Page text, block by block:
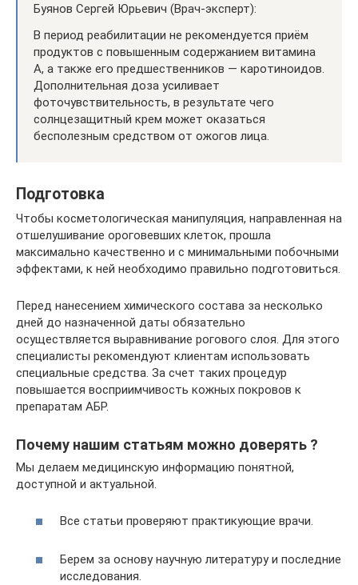
Буянов Сергей Юрьевич (Врач-эксперт):
В период реабилитации не рекомендуется приём
продуктов с повышенным содержанием витамина
А, а также его предшественников — каротиноидов.
Дополнительная доза усиливает
фоточувствительность, в результате чего
солнцезащитный крем может оказаться
бесполезным средством от ожогов лица.
Подготовка
Чтобы косметологическая манипуляция, направленная на
отшелушивание ороговевших клеток, прошла
максимально качественно и с минимальными побочными
эффектами, к ней необходимо правильно подготовиться.
Перед нанесением химического состава за несколько
дней до назначенной даты обязательно
осуществляется выравнивание рогового слоя. Для этого
специалисты рекомендуют клиентам использовать
специальные средства. За счет таких процедур
повышается восприимчивость кожных покровов к
препаратам АБР.
Почему нашим статьям можно доверять ?
Мы делаем медицинскую информацию понятной,
доступной и актуальной.
Все статьи проверяют практикующие врачи.
Берем за основу научную литературу и последние
исследования.